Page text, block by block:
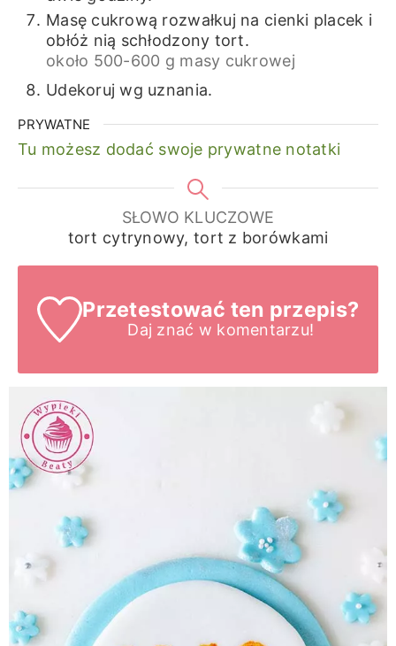
Masę cukrową rozwałkuj na cienki placek i
obłóż nią schłodzony tort.
około 500-600 g masy cukrowej
Udekoruj wg uznania.
PRYWATNE
Tu możesz dodać swoje prywatne notatki
SŁOWO KLUCZOWE
tort cytrynowy, tort z borówkami
Przetestować ten przepis?
Daj znać w komentarzu!